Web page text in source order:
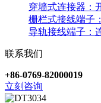
穿墙式连接器：
栅栏式接线端子
导轨接线端子：
联系我们
+86-0769-82000019
立刻咨询